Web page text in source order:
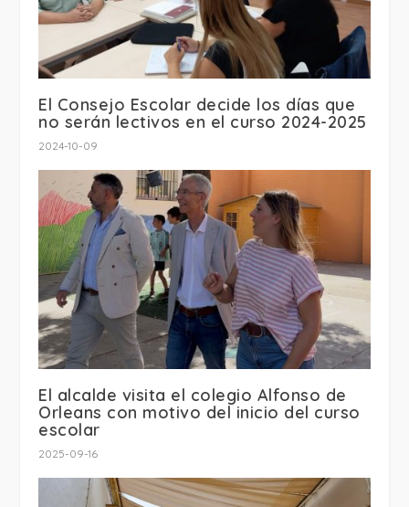
El Consejo Escolar decide los días que
no serán lectivos en el curso 2024-2025
2024-10-09
El alcalde visita el colegio Alfonso de
Orleans con motivo del inicio del curso
escolar
2025-09-16